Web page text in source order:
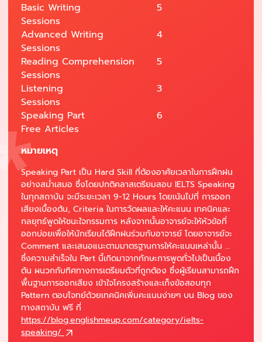
Basic Writing
5
Sessions
Advanced Writing
4
Sessions
Reading Comprehension
5
Sessions
Listening
3
Sessions
Speaking Part
6
Free Articles
หมายเหตุ
Speaking Part เป็น Hard Skill ที่ต้องอาศัยเวลาในการฝึกฝน
อย่างสม่ำเสมอ ซึ่งโดยปกติคลาสเตรียมสอบ IELTS Speaking
ในทุกสถาบัน จะมีระยะเวลา 9-12 Hours โดยเน้นไปที่ การออก
เสียงเบื้องต้น, Criteria ในการวัดผลและให้คะแนน เทคนิคและ
กลยุทธ์พูดให้ชนะใจกรรมการ หลังจากนั้นอาจารย์จะให้หัวข้อที่
ออกบ่อยเพื่อให้นักเรียนได้ฝึกฝนร่วมกับอาจารย์ โดยอาจารย์จะ
Comment และเสนอแนะตามมาตรฐานการให้คะแนนเหล่านั้น ...
ซึ่งความสำเร็จใน Part นี้เกิดมาจากทักษะการพูดทั่วไปเป็นเบื้อง
ต้น ผนวกกับทิศทางการเตรียมตัวที่ถูกต้อง ซึ่งผู้เรียนสามารถฝึก
พื้นฐานการออกเสียง เข้าใจโครงสร้างและเก็งข้อสอบทุก
Pattern ตอบโจทย์ด้วยเทคนิคเพิ่มคะแนนง่ายๆ บน Blog ของ
ทางสถาบัน ฟรี ที่
https://blog.englishmeup.com/category/ielts-
speaking/